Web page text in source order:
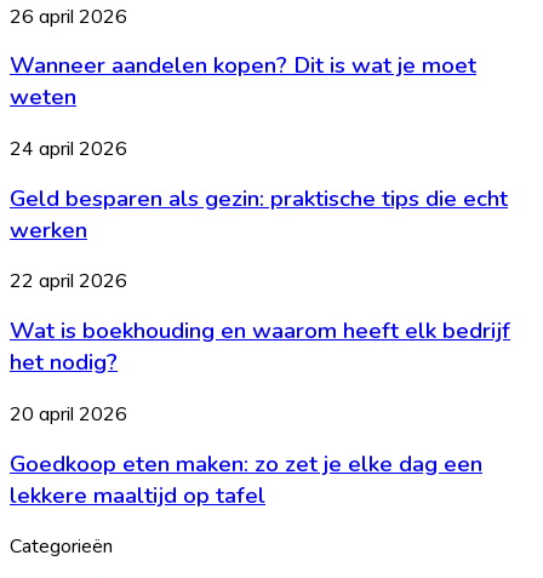
bewaar
je
de
balans
Wanneer
kopen?
is
je
weten
26 april 2026
Wanneer aandelen kopen? Dit is wat je moet
weten
Geld
als
gezin:
praktische
tips
die
echt
werken
24 april 2026
Geld besparen als gezin: praktische tips die echt
werken
Wat
boekhouding
en
waarom
elk
het
nodig?
22 april 2026
Wat is boekhouding en waarom heeft elk bedrijf
het nodig?
Goedkoop
maken:
zo
zet
elke
20 april 2026
Goedkoop eten maken: zo zet je elke dag een
lekkere maaltijd op tafel
Categorieën